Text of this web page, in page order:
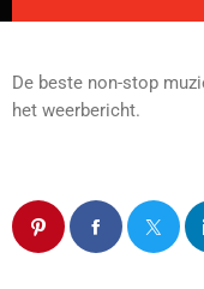
De beste non-stop
het weerbericht.